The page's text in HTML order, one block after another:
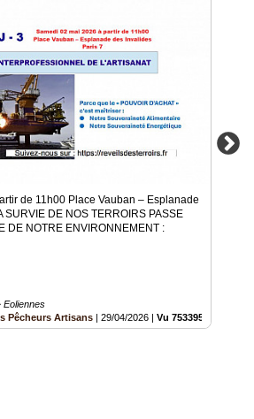
de 11h00 Place Vauban – Esplanade
DE NOS TERROIRS PASSE
DE NOTRE ENVIRONNEMENT :
Eoliennes
Pêcheurs Artisans | 29/04/2026 | Vu 753395 fois